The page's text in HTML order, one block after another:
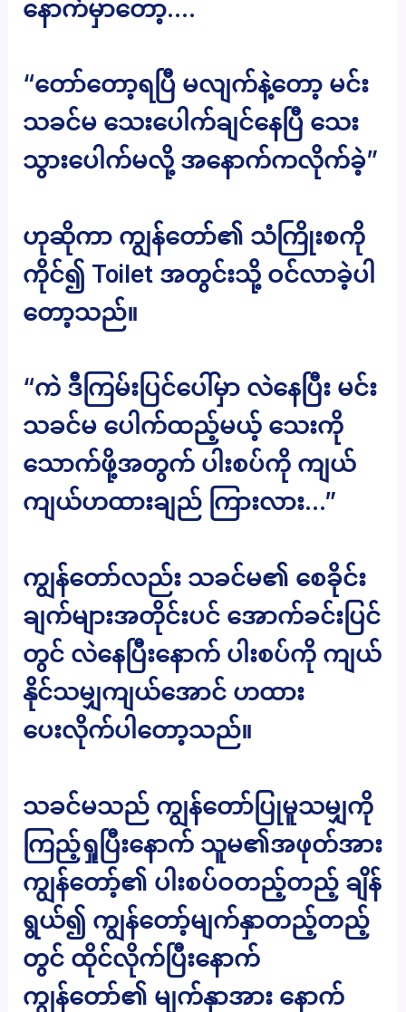
နောက်မှာတော့….
“တော်တော့ရပြီ မလျက်နဲ့တော့ မင်း
သခင်မ သေးပေါက်ချင်နေပြီ သေး
သွားပေါက်မလို့ အနောက်ကလိုက်ခဲ့”
ဟုဆိုကာ ကျွန်တော်၏ သံကြိုးစကို
ကိုင်၍ Toilet အတွင်းသို့ ဝင်လာခဲ့ပါ
တော့သည်။
“ကဲ ဒီကြမ်းပြင်ပေါ်မှာ လဲနေပြီး မင်း
သခင်မ ပေါက်ထည့်မယ့် သေးကို
သောက်ဖို့အတွက် ပါးစပ်ကို ကျယ်
ကျယ်ဟထားချည် ကြားလား…”
ကျွန်တော်လည်း သခင်မ၏ စေခိုင်း
ချက်များအတိုင်းပင် အောက်ခင်းပြင်
တွင် လဲနေပြီးနောက် ပါးစပ်ကို ကျယ်
နိုင်သမျှကျယ်အောင် ဟထား
ပေးလိုက်ပါတော့သည်။
သခင်မသည် ကျွန်တော်ပြုမူသမျှကို
ကြည့်ရှုပြီးနောက် သူမ၏အဖုတ်အား
ကျွန်တော့်၏ ပါးစပ်ဝတည့်တည့် ချိန်
ရွယ်၍ ကျွန်တော့်မျက်နှာတည့်တည့်
တွင် ထိုင်လိုက်ပြီးနောက်
ကျွန်တော်၏ မျက်နှာအား နောက်